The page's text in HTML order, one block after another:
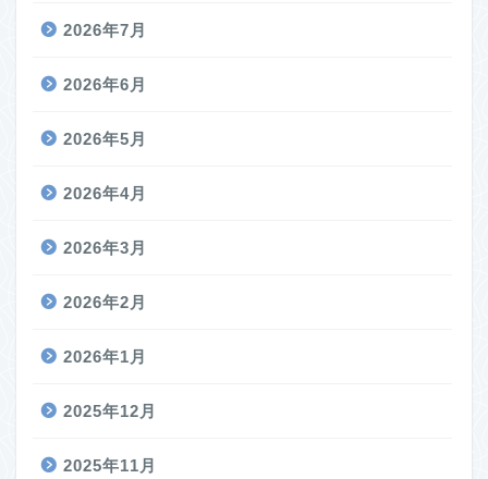
2026年7月
2026年6月
2026年5月
2026年4月
2026年3月
2026年2月
2026年1月
2025年12月
2025年11月